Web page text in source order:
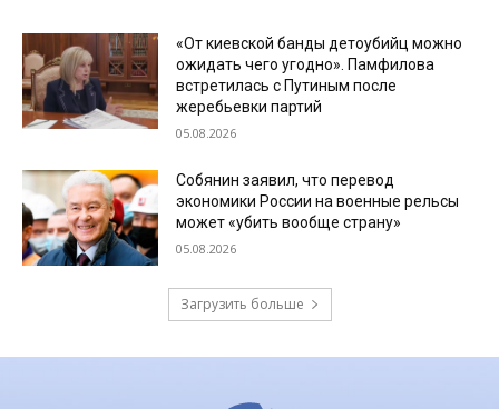
«От киевской банды детоубийц можно
ожидать чего угодно». Памфилова
встретилась с Путиным после
жеребьевки партий
05.08.2026
Собянин заявил, что перевод
экономики России на военные рельсы
может «убить вообще страну»
05.08.2026
Загрузить больше